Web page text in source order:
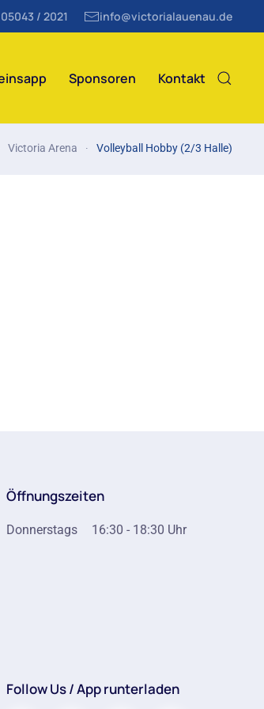
05043 / 2021 info@victorialauenau.de
Sponsoren Kontakt
Victoria Arena Volleyball Hobby (2/3 Halle)
Öffnungszeiten
Donnerstags 16:30 - 18:30 Uhr
Follow Us / App runterladen